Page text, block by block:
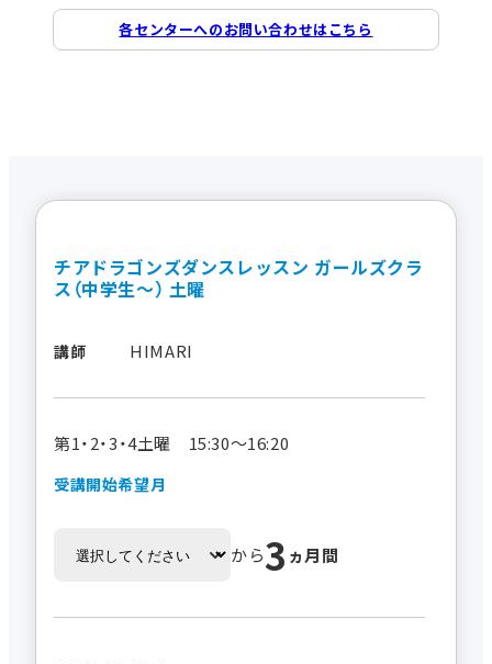
各センターへのお問い合わせはこちら
チアドラゴンズダンスレッスン ガールズクラ
ス（中学生～） 土曜
講師 HIMARI
第1・2・3・4土曜 15:30～16:20
受講開始希望月
から3 ヵ月間